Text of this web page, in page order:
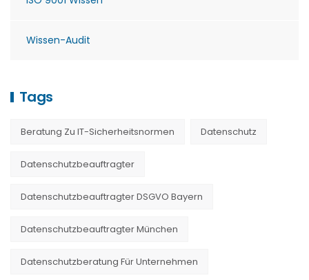
Wissen-Audit
Tags
Beratung Zu IT-Sicherheitsnormen Datenschutz
Datenschutzbeauftragter
Datenschutzbeauftragter DSGVO Bayern
Datenschutzbeauftragter München
Datenschutzberatung Für Unternehmen